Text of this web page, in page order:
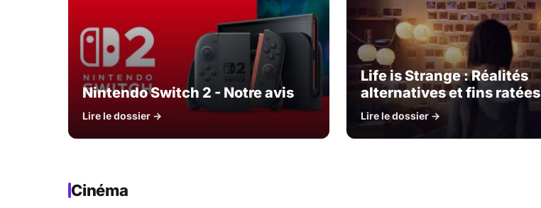
Nintendo Switch 2 - Notre avis
Lire le dossier →
Life is Strange : Réalités
alternatives et fins ratées
Lire le dossier →
Cinéma